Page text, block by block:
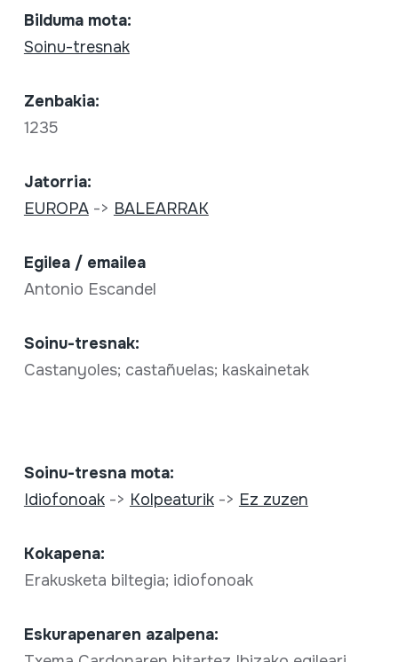
Bilduma mota:
Soinu-tresnak
Zenbakia:
1235
Jatorria:
EUROPA-> BALEARRAK
Egilea / emailea
Antonio Escandel
Soinu-tresnak:
Castanyoles; castañuelas; kaskainetak
Soinu-tresna mota:
Idiofonoak-> Kolpeaturik-> Ez zuzen
Kokapena:
Erakusketa biltegia; idiofonoak
Eskurapenaren azalpena: